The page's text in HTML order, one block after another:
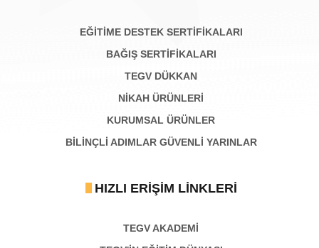
EĞİTİME DESTEK SERTİFİKALARI
BAĞIŞ SERTIFIKALARI
TEGV DÜKKAN
NİKAH ÜRÜNLERİ
KURUMSAL ÜRÜNLER
BILINÇLI ADIMLAR GÜVENLI YARINLAR
HIZLI ERIŞIM LINKLERI
TEGV AKADEMI